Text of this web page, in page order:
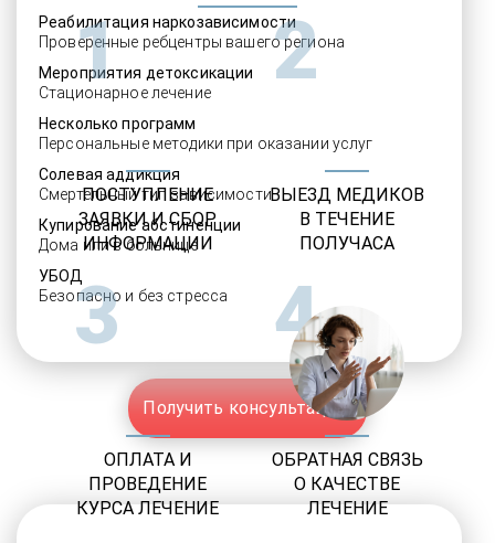
Реабилитация наркозависимости
Проверенные ребцентры вашего региона
Мероприятия детоксикации
Стационарное лечение
Несколько программ
Персональные методики при оказании услуг
Солевая аддикция
Смертельный тип зависимости
Купирование абстиненции
Дома или в больнице
УБОД
Безопасно и без стресса
Получить консультацию
1
ПОСТУПЛЕНИЕ
ЗАЯВКИ И СБОР
ИНФОРМАЦИИ
2
ВЫЕЗД МЕДИКОВ
В ТЕЧЕНИЕ
ПОЛУЧАСА
3
ОПЛАТА И
ПРОВЕДЕНИЕ
КУРСА ЛЕЧЕНИЕ
4
ОБРАТНАЯ СВЯЗЬ
О КАЧЕСТВЕ
ЛЕЧЕНИЕ